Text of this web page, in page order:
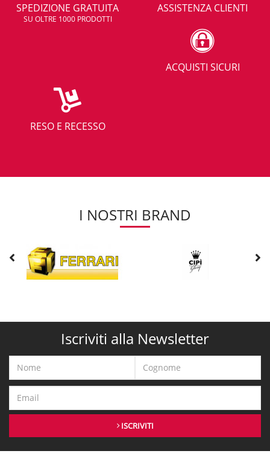
SPEDIZIONE GRATUITA
SU OLTRE 1000 PRODOTTI
ASSISTENZA CLIENTI
ACQUISTI SICURI
RESO E RECESSO
I NOSTRI BRAND
Iscriviti alla Newsletter
ISCRIVITI